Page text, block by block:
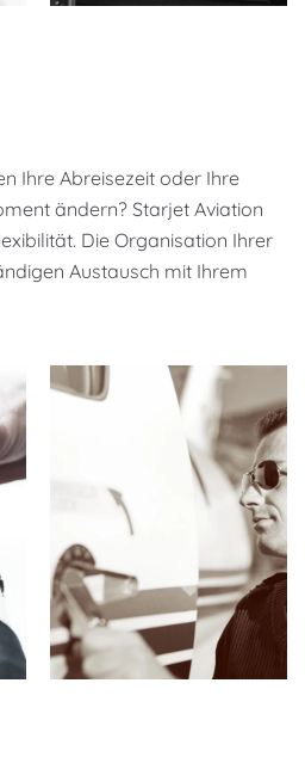
Ihre Abreisezeit oder Ihre
ändern? Starjet Aviation
Die Organisation Ihrer
Austausch mit Ihrem